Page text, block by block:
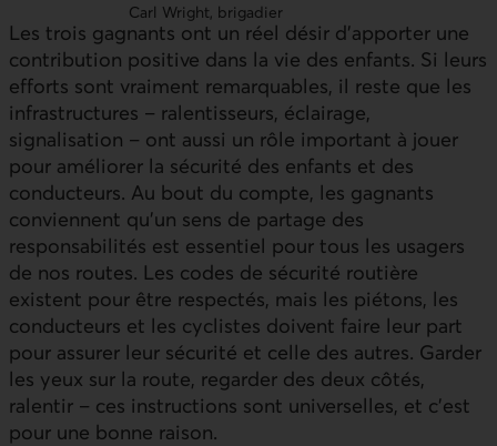
Carl Wright, brigadier
Les trois gagnants ont un réel désir d’apporter une
contribution positive dans la vie des enfants. Si leurs
efforts sont vraiment remarquables, il reste que les
infrastructures – ralentisseurs, éclairage,
signalisation – ont aussi un rôle important à jouer
pour améliorer la sécurité des enfants et des
conducteurs. Au bout du compte, les gagnants
conviennent qu’un sens de partage des
responsabilités est essentiel pour tous les usagers
de nos routes. Les codes de sécurité routière
existent pour être respectés, mais les piétons, les
conducteurs et les cyclistes doivent faire leur part
pour assurer leur sécurité et celle des autres. Garder
les yeux sur la route, regarder des deux côtés,
ralentir – ces instructions sont universelles, et c’est
pour une bonne raison.